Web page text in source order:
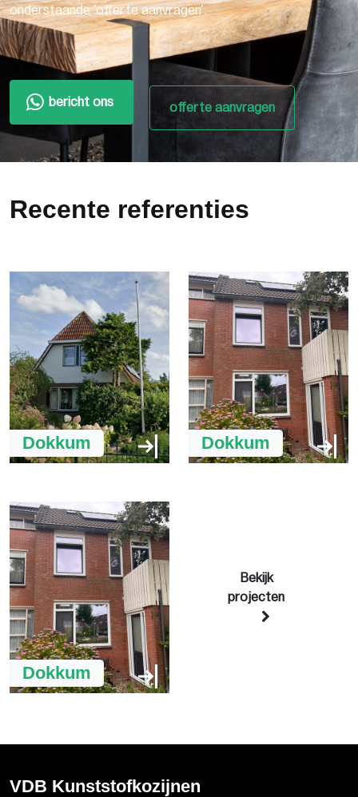
onderstaande 'offerte aanvragen'.
bericht ons offerte aanvragen
Recente referenties
Dokkum Dokkum
Dokkum
Bekijk
projecten
VDB Kunststofkozijnen